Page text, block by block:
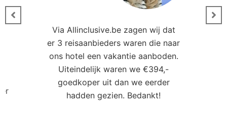
Via Allinclusive.be zagen wij dat
er 3 reisaanbieders waren die naar
ons hotel een vakantie aanboden.
Uiteindelijk waren we €394,-
goedkoper uit dan we eerder
hadden gezien. Bedankt!